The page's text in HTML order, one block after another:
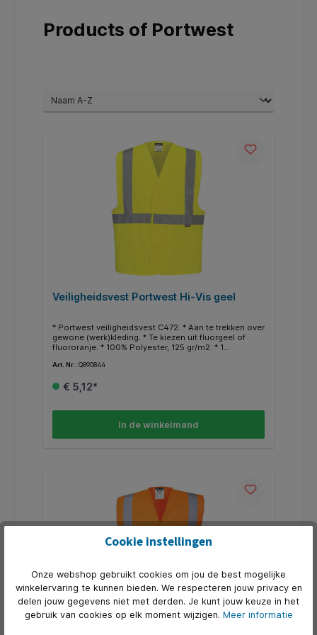
Products of Portwest
Veiligheidsvest Portwest Hi-Vis geel
* Portwest veiligheidsvest C472. * Aan te trekken over
gewone (werk)kleding. * Te kiezen uit fluorgeel of
fluororanje. * 100% Polyester, 125 gr/m2. * 1
aan de norm EN 471 klasse 2.
Art. Nr.: Q890844
€ 5,12*
In de winkelmand
Cookie instellingen
Onze webshop gebruikt cookies om jou de best mogelijke
winkelervaring te kunnen bieden. We respecteren jouw privacy en
delen jouw gegevens niet met derden. Je kunt jouw keuze in het
gebruik van cookies op elk moment wijzigen. Meer informatie